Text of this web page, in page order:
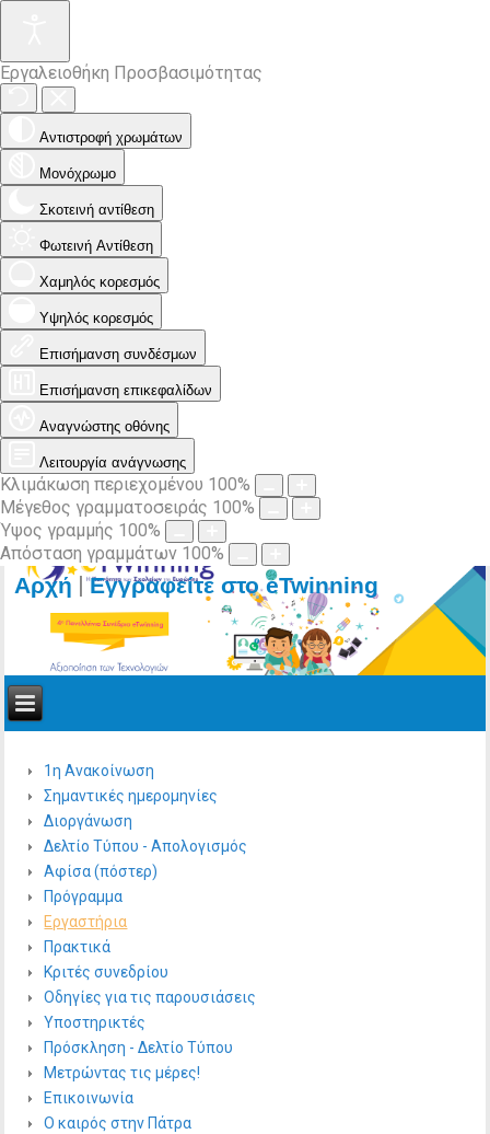
Εργαλειοθήκη Προσβασιμότητας
Αντιστροφή χρωμάτων
Μονόχρωμο
Σκοτεινή αντίθεση
Φωτεινή Αντίθεση
Χαμηλός κορεσμός
Υψηλός κορεσμός
Επισήμανση συνδέσμων
Επισήμανση επικεφαλίδων
Αναγνώστης οθόνης
Λειτουργία ανάγνωσης
Κλιμάκωση περιεχομένου 100%
Μέγεθος γραμματοσειράς 100%
Ύψος γραμμής 100%
Απόσταση γραμμάτων 100%
Αρχή|Εγγραφείτε στο eTwinning
1η Ανακοίνωση
Σημαντικές ημερομηνίες
Διοργάνωση
Δελτίο Τύπου - Απολογισμός
Αφίσα (πόστερ)
Πρόγραμμα
Εργαστήρια
Πρακτικά
Κριτές συνεδρίου
Οδηγίες για τις παρουσιάσεις
Υποστηρικτές
Πρόσκληση - Δελτίο Τύπου
Μετρώντας τις μέρες!
Επικοινωνία
Ο καιρός στην Πάτρα